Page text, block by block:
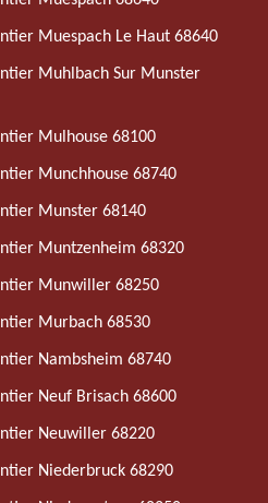
Muespach Le Haut 68640
Muhlbach Sur Munster
Mulhouse 68100
Munchhouse 68740
Munster 68140
Muntzenheim 68320
Munwiller 68250
Murbach 68530
Nambsheim 68740
Neuf Brisach 68600
Neuwiller 68220
Niederbruck 68290